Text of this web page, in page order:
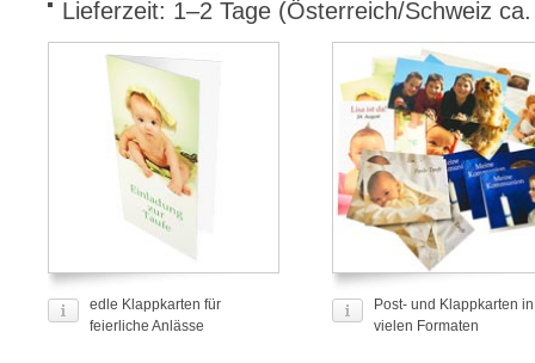
Lieferzeit: 1–2 Tage (Österreich/Schweiz
edle Klappkarten für
feierliche Anlässe
Post- und Klappkarten in
vielen Formaten